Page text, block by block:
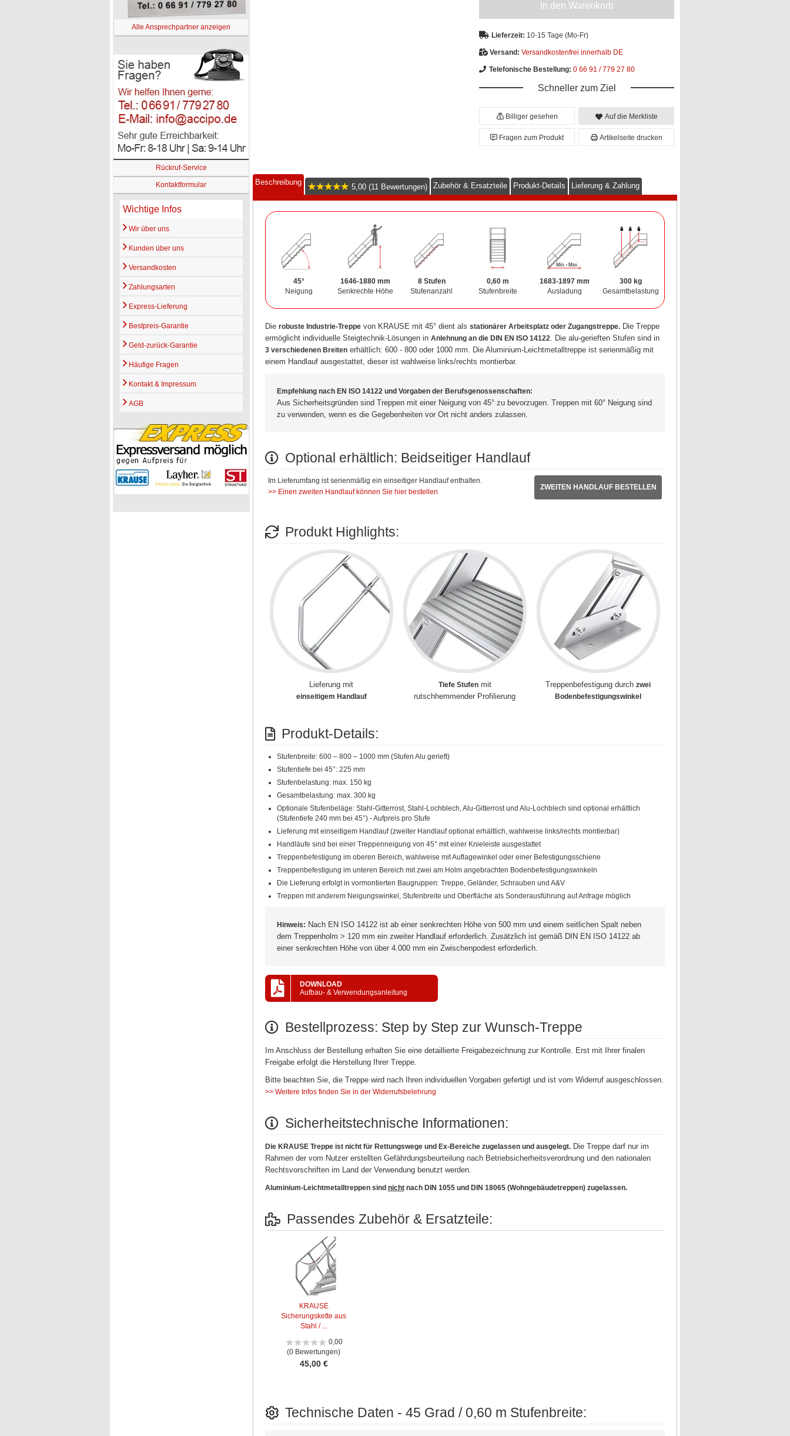
Alle Ansprechpartner anzeigen
Rückruf-Service
Kontaktformular
Wichtige Infos
Wir über uns
Kunden über uns
Versandkosten
Zahlungsarten
Express-Lieferung
Bestpreis-Garantie
Geld-zurück-Garantie
Häufige Fragen
Kontakt & Impressum
AGB
In den Warenkorb
Lieferzeit: 10-15 Tage (Mo-Fr)
Versand: Versandkostenfrei innerhalb DE
Telefonische Bestellung: 0 66 91 / 779 27 80
Schneller zum Ziel
Billiger gesehen Auf die Merkliste
Fragen zum Produkt Artikelseite drucken
Beschreibung
5,00 (11 Bewertungen) Zubehör & Ersatzteile Produkt-Details Lieferung & Zahlung
45°
Neigung
1646-1880 mm
Senkrechte Höhe
8 Stufen
Stufenanzahl
0,60 m
Stufenbreite
1683-1897 mm
Ausladung
300 kg
Gesamtbelastung
Die robuste Industrie-Treppevon KRAUSE mit 45° dient als stationärer Arbeitsplatz oder Zugangstreppe.Die Treppe
ermöglicht individuelle Steigtechnik-Lösungen in Anlehnung an die DIN EN ISO 14122. Die alu-gerieften Stufen sind in
3 verschiedenen Breitenerhältlich: 600 - 800 oder 1000 mm. Die Aluminium-Leichtmetalltreppe ist serienmäßig mit
einem Handlauf ausgestattet, dieser ist wahlweise links/rechts montierbar.
Empfehlung nach EN ISO 14122 und Vorgaben der Berufsgenossenschaften:
Aus Sicherheitsgründen sind Treppen mit einer Neigung von 45° zu bevorzugen. Treppen mit 60° Neigung sind
zu verwenden, wenn es die Gegebenheiten vor Ort nicht anders zulassen.
Optional erhältlich: Beidseitiger Handlauf
Im Lieferumfang ist serienmäßig ein einseitiger Handlauf enthalten.
>> Einen zweiten Handlauf können Sie hier bestellen
ZWEITEN HANDLAUF BESTELLEN
Produkt Highlights:
Lieferung mit
einseitigem Handlauf
Tiefe Stufenmit
rutschhemmender Profilierung
Treppenbefestigung durchzwei
Bodenbefestigungswinkel
Produkt-Details:
Stufenbreite: 600 – 800 – 1000 mm (Stufen Alu gerieft)
Stufentiefe bei 45°: 225 mm
Stufenbelastung: max. 150 kg
Gesamtbelastung: max. 300 kg
Optionale Stufenbeläge: Stahl-Gitterrost, Stahl-Lochblech, Alu-Gitterrost und Alu-Lochblech sind optional erhältlich
(Stufentiefe 240 mm bei 45°) - Aufpreis pro Stufe
Lieferung mit einseitigem Handlauf (zweiter Handlauf optional erhältlich, wahlweise links/rechts montierbar)
Handläufe sind bei einer Treppenneigung von 45° mit einer Knieleiste ausgestattet
Treppenbefestigung im oberen Bereich, wahlweise mit Auflagewinkel oder einer Befestigungsschiene
Treppenbefestigung im unteren Bereich mit zwei am Holm angebrachten Bodenbefestigungswinkeln
Die Lieferung erfolgt in vormontierten Baugruppen: Treppe, Geländer, Schrauben und A&V
Treppen mit anderem Neigungswinkel, Stufenbreite und Oberfläche als Sonderausführung auf Anfrage möglich
Hinweis: Nach EN ISO 14122 ist ab einer senkrechten Höhe von 500 mm und einem seitlichen Spalt neben
dem Treppenholm > 120 mm ein zweiter Handlauf erforderlich. Zusätzlich ist gemäß DIN EN ISO 14122 ab
einer senkrechten Höhe von über 4.000 mm ein Zwischenpodest erforderlich.
DOWNLOAD
Aufbau- & Verwendungsanleitung
Bestellprozess: Step by Step zur Wunsch-Treppe
Im Anschluss der Bestellung erhalten Sie eine detaillierte Freigabezeichnung zur Kontrolle. Erst mit Ihrer finalen
Freigabe erfolgt die Herstellung Ihrer Treppe.
Bitte beachten Sie, die Treppe wird nach Ihren individuellen Vorgaben gefertigt und ist vom Widerruf ausgeschlossen.
>> Weitere Infos finden Sie in der Widerrufsbelehrung
Sicherheitstechnische Informationen:
Die KRAUSE Treppe ist nicht für Rettungswege und Ex-Bereiche zugelassen und ausgelegt.Die Treppe darf nur im
Rahmen der vom Nutzer erstellten Gefährdungsbeurteilung nach Betriebsicherheitsverordnung und den nationalen
Rechtsvorschriften im Land der Verwendung benutzt werden.
Aluminium-Leichtmetalltreppen sind nichtnach DIN 1055 und DIN 18065 (Wohngebäudetreppen) zugelassen.
Passendes Zubehör & Ersatzteile:
KRAUSE
Sicherungskette aus
Stahl / ...
0,00
(0 Bewertungen)
45,00 €
Technische Daten - 45 Grad / 0,60 m Stufenbreite: